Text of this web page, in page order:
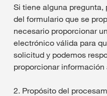
Si tiene alguna
del formulario que se
necesario proporcionar
electrónico válida para
solicitud y podemos
proporcionar
2. Propósito del